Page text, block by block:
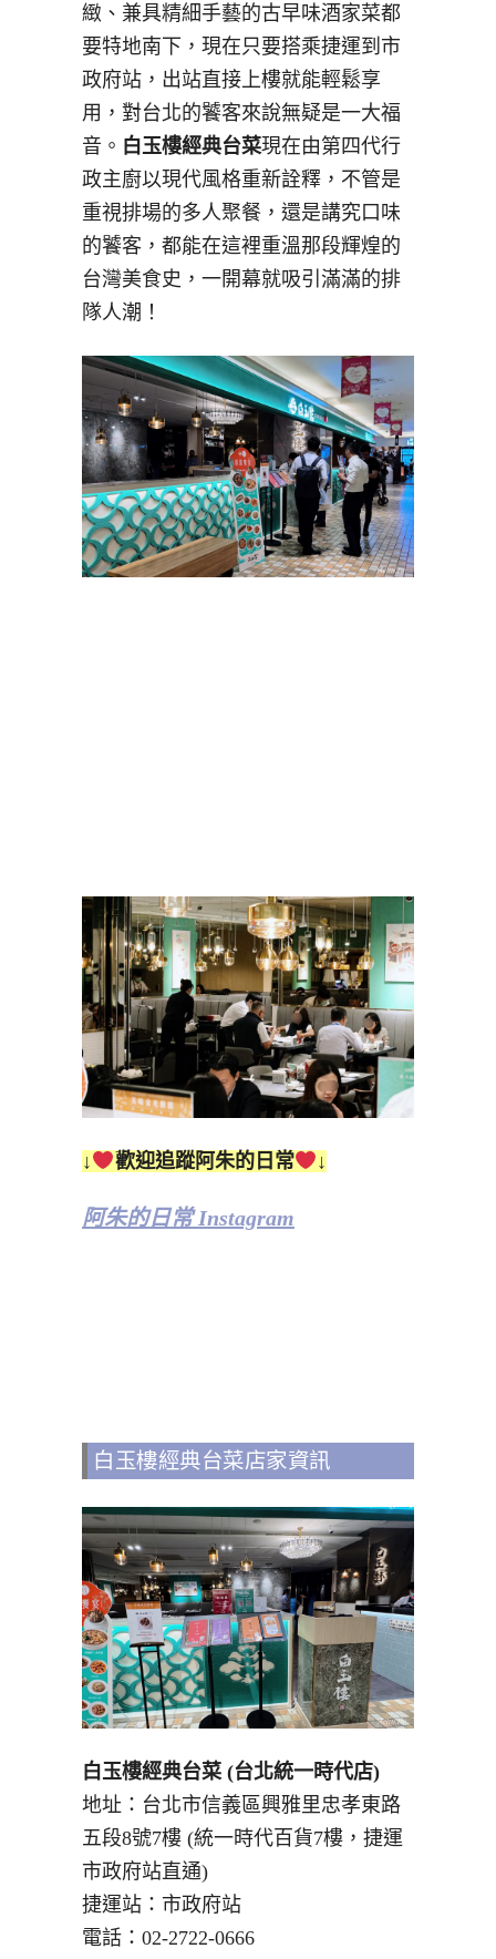
緻、兼具精細手藝的古早味酒家菜都
要特地南下，現在只要搭乘捷運到市
政府站，出站直接上樓就能輕鬆享
用，對台北的饕客來說無疑是一大福
音。 白玉樓經典台菜現在由第四代行
政主廚以現代風格重新詮釋，不管是
重視排場的多人聚餐，還是講究口味
的饕客，都能在這裡重溫那段輝煌的
台灣美食史，一開幕就吸引滿滿的排
隊人潮！
↓ 歡迎追蹤阿朱的日常 ↓
阿朱的日常 Instagram
白玉樓經典台菜店家資訊
白玉樓經典台菜 (台北統一時代店)
地址：台北市信義區興雅里忠孝東路
五段8號7樓 (統一時代百貨7樓，捷運
市政府站直通)
捷運站：市政府站
電話：02-2722-0666